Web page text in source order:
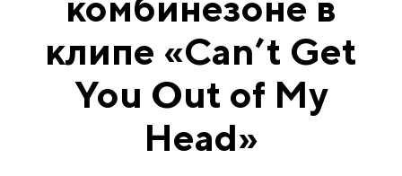
клипе «Can’t Get
You Out of My
Head»